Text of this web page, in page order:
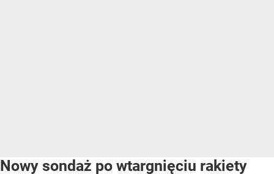
Nowy sondaż po wtargnięciu rakiety